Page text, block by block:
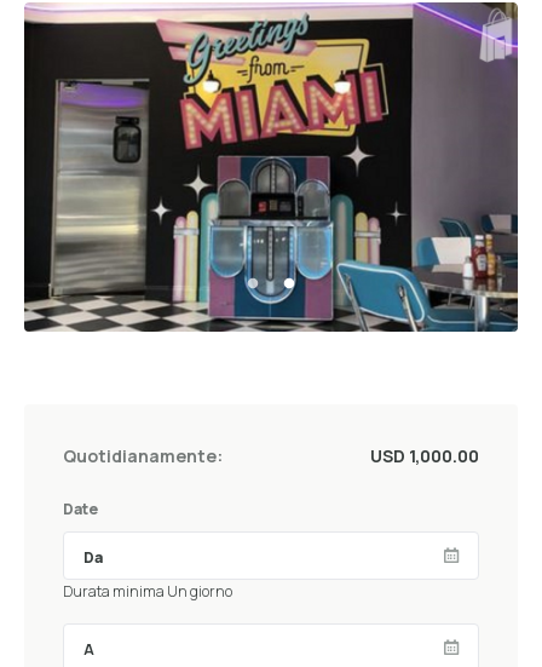
Quotidianamente: USD 1,000.00
Date
Durata minima Un giorno